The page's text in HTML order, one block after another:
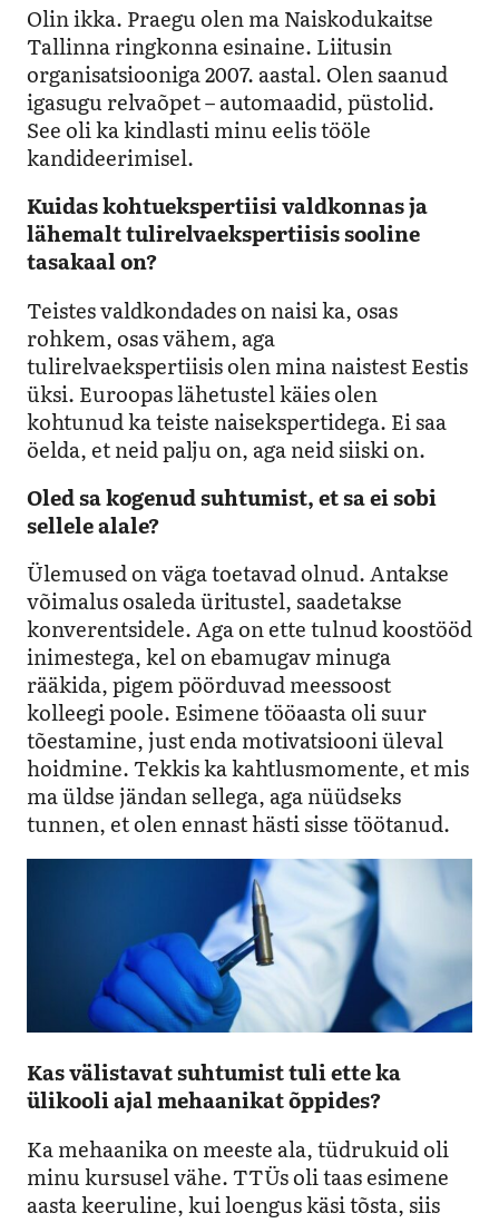
Olin ikka. Praegu olen ma Naiskodukaitse
Tallinna ringkonna esinaine. Liitusin
organisatsiooniga 2007. aastal. Olen saanud
igasugu relvaõpet – automaadid, püstolid.
See oli ka kindlasti minu eelis tööle
kandideerimisel.
Kuidas kohtuekspertiisi valdkonnas ja
lähemalt tulirelvaekspertiisis sooline
tasakaal on?
Teistes valdkondades on naisi ka, osas
rohkem, osas vähem, aga
tulirelvaekspertiisis olen mina naistest Eestis
üksi. Euroopas lähetustel käies olen
kohtunud ka teiste naisekspertidega. Ei saa
öelda, et neid palju on, aga neid siiski on.
Oled sa kogenud suhtumist, et sa ei sobi
sellele alale?
Ülemused on väga toetavad olnud. Antakse
võimalus osaleda üritustel, saadetakse
konverentsidele. Aga on ette tulnud koostööd
inimestega, kel on ebamugav minuga
rääkida, pigem pöörduvad meessoost
kolleegi poole. Esimene tööaasta oli suur
tõestamine, just enda motivatsiooni üleval
hoidmine. Tekkis ka kahtlusmomente, et mis
ma üldse jändan sellega, aga nüüdseks
tunnen, et olen ennast hästi sisse töötanud.
Kas välistavat suhtumist tuli ette ka
ülikooli ajal mehaanikat õppides?
Ka mehaanika on meeste ala, tüdrukuid oli
minu kursusel vähe. TTÜs oli taas esimene
aasta keeruline, kui loengus käsi tõsta, siis